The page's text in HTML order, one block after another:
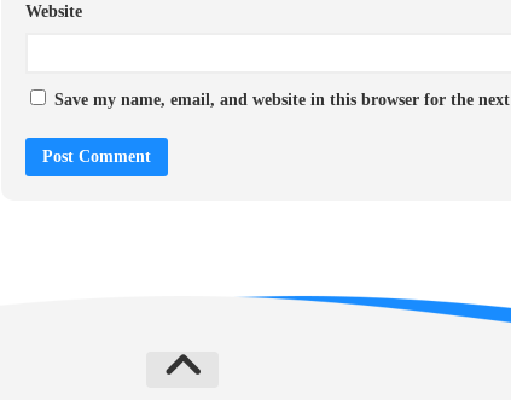
Website
Save my name, email, and website in this browser for the